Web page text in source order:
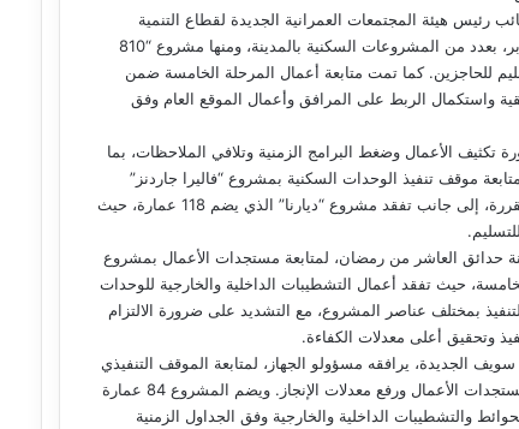
هيئة المجتمعات العمرانية الجديدة لقطاع التنمية
والإنشاءات، والمهندس ياسر عبد الحليم، رئيس جهاز تنمية مدينة حدائق أكتوبر، بعدد من المشروعات السكنية بالمدينة، ومنها مشروع “810
للحاجزين. كما تمت متابعة أعمال المرحلة الخامسة ضمن
واستكمال الربط على المرافق وأعمال الموقع العام وفق
الأعمال وضغط البرامج الزمنية وتلافي الملاحظات، بما
موقف تنفيذ الوحدات السكنية بمشروع “فاليرا جاردنز”
تمهيدًا لاستكمال تسليم الوحدات كاملة المرافق للمواطنين طبقًا للخطط المقررة، إلى جانب تفقد مشروع “ديارنا” الذي يضم 118 عمارة، حيث
حدائق العاشر من رمضان، لمتابعة مستجدات الأعمال بمشروع
حيث تفقد أعمال التشطيبات الداخلية والخارجية للوحدات
بمختلف عناصر المشروع، مع التشديد على ضرورة الالتزام
وتحقيق أعلى معدلات الكفاءة.
الجديدة، يرافقه مسؤولو الجهاز، لمتابعة الموقف التنفيذي
لمشروع “سكن لكل المصريين” بمحور محدودي الدخل، والوقوف على آخر مستجدات الأعمال ورفع معدلات الإنجاز. ويضم المشروع 84 عمارة
والحوائط والتشطيبات الداخلية والخارجية وفق الجداول الزمنية